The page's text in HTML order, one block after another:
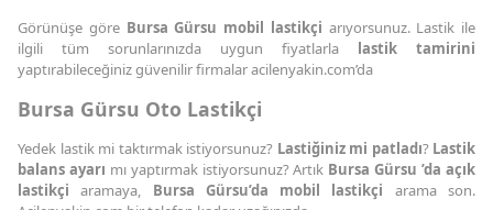
Görünüşe göreBursa Gürsu mobil lastikçi arıyorsunuz. Lastik ile
ilgili tüm sorunlarınızda uygun fiyatlarla lastik tamirini
yaptırabileceğiniz güvenilir firmalar acilenyakin.com’da
Bursa Gürsu Oto Lastikçi
Yedek lastik mi taktırmak istiyorsunuz? Lastiğiniz mi patladı? Lastik
balans ayarı mı yaptırmak istiyorsunuz? Artık Bursa Gürsu ’da açık
lastikçiaramaya, Bursa Gürsu’da mobil lastikçi arama son.